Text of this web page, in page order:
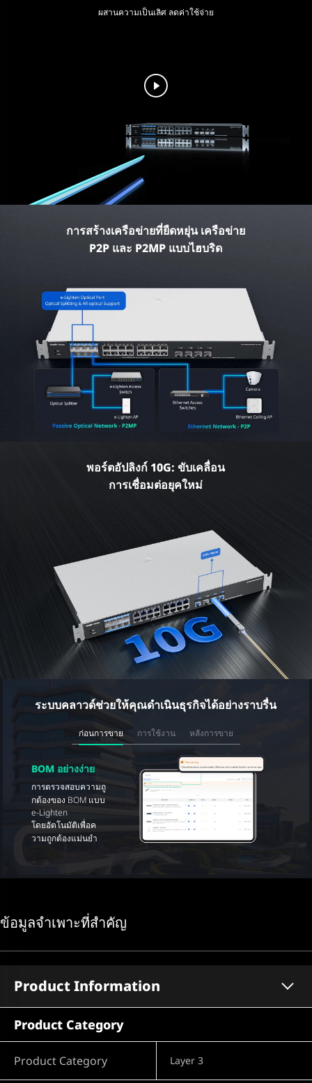
ผสานความเป็นเลิศ ลดค่าใช้จ่าย
การสร้างเครือข่ายที่ยืดหยุ่น เครือข่าย
P2P และ P2MP แบบไฮบริด
พอร์ตอัปลิงก์ 10G: ขับเคลื่อน
การเชื่อมต่อยุคใหม่
ระบบคลาวด์ช่วยให้คุณดำเนินธุรกิจได้อย่างราบรื่น
ก่อนการขาย การใช้งาน หลังการขาย
BOM อย่างง่าย
การตรวจสอบความถู
กต้องของ BOM แบบ
e-Lighten
โดยอัตโนมัติเพื่อค
วามถูกต้องแม่นยำ
ข้อมูลจำเพาะที่สำคัญ
Product Information
Product Category
Product Category Layer 3